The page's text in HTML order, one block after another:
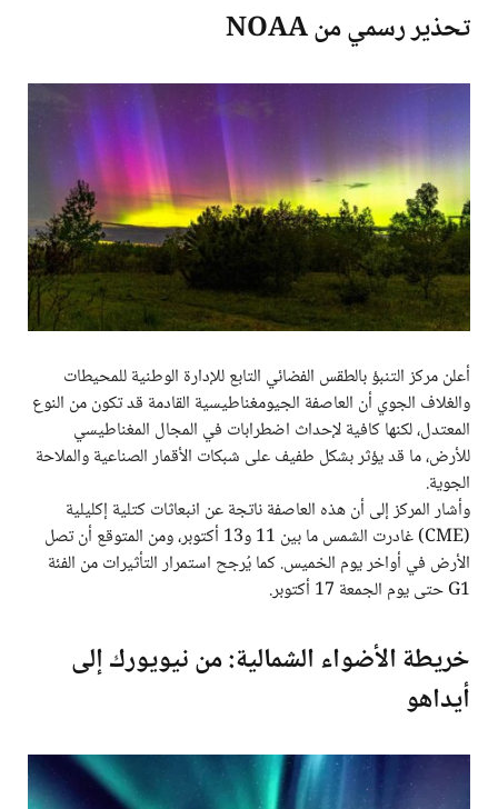
تحذير رسمي من NOAA
أعلن مركز التنبؤ بالطقس الفضائي التابع للإدارة الوطنية للمحيطات
والغلاف الجوي أن العاصفة الجيومغناطيسية القادمة قد تكون من النوع
المعتدل، لكنها كافية لإحداث اضطرابات في المجال المغناطيسي
للأرض، ما قد يؤثر بشكل طفيف على شبكات الأقمار الصناعية والملاحة
الجوية.
وأشار المركز إلى أن هذه العاصفة ناتجة عن انبعاثات كتلية إكليلية
(CME) غادرت الشمس ما بين 11 و13 أكتوبر، ومن المتوقع أن تصل
الأرض في أواخر يوم الخميس. كما يُرجح استمرار التأثيرات من الفئة
G1 حتى يوم الجمعة 17 أكتوبر.
خريطة الأضواء الشمالية: من نيويورك إلى
أيداهو